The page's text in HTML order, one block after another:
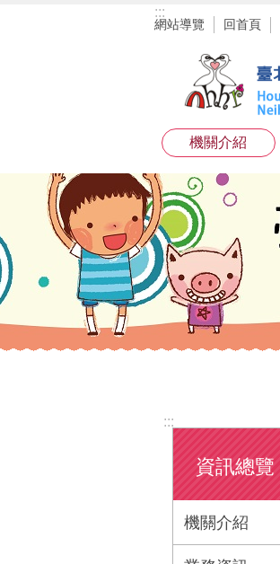
:::
網站導覽 回首頁
機關介紹
:::
資訊總覽
機關介紹